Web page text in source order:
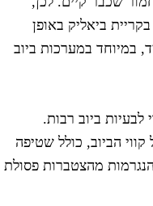
ביאליק באופן
במיוחד במערכות ביוב
ביוב רבות.
הביוב, כולל שטיפה
מהצטברות פסולת